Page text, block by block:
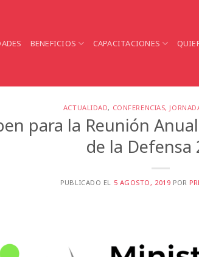
BENEFICIOS CAPACITACIONES
ACTUALIDAD, CONFERENCIAS,
para la Reunión
de la Defensa
PUBLICADO EL 5 AGOSTO, 2019 POR